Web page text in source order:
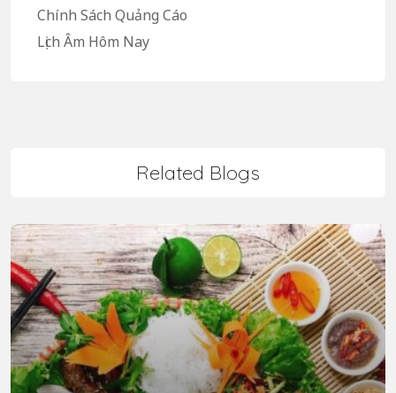
Chính Sách Quảng Cáo
Lịch Âm Hôm Nay
Related Blogs